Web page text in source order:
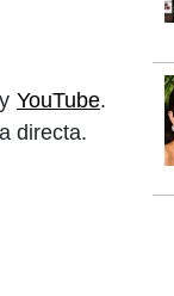
y YouTube.
directa.